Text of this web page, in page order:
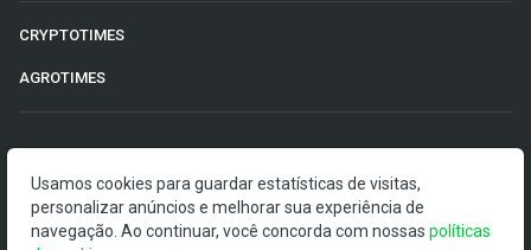
CRYPTOTIMES
AGROTIMES
O Money Times publica matérias de cunho jornalístico, que
visam a democratização da informação. Nossas
Usamos cookies para guardar estatísticas de visitas,
personalizar anúncios e melhorar sua experiência de
navegação. Ao continuar, você concorda com nossas políticas